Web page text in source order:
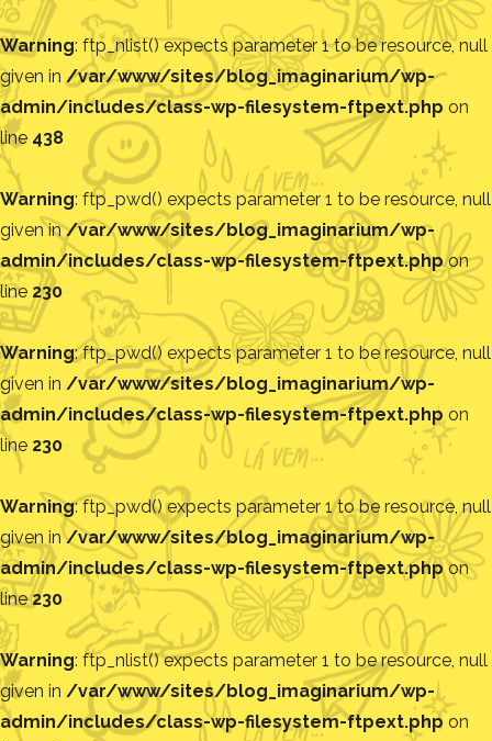
Warning: ftp_nlist() expects parameter 1 to be resource, null
given in /var/www/sites/blog_imaginarium/wp-
admin/includes/class-wp-filesystem-ftpext.php on
line 438
Warning: ftp_pwd() expects parameter 1 to be resource, null
given in/var/www/sites/blog_imaginarium/wp-
admin/includes/class-wp-filesystem-ftpext.phpon
line 230
Warning: ftp_pwd() expects parameter 1 to be resource, null
given in /var/www/sites/blog_imaginarium/wp-
admin/includes/class-wp-filesystem-ftpext.php on
line 230
Warning: ftp_pwd() expects parameter 1 to be resource, null
given in/var/www/sites/blog_imaginarium/wp-
admin/includes/class-wp-filesystem-ftpext.phpon
line230
Warning: ftp_nlist() expects parameter 1 to be resource, null
given in /var/www/sites/blog_imaginarium/wp-
admin/includes/class-wp-filesystem-ftpext.php on